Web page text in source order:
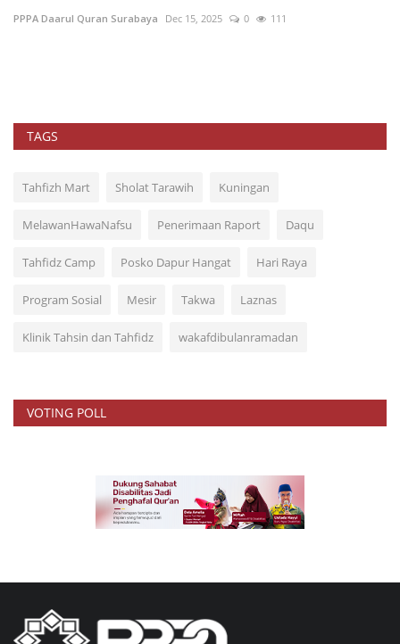
PPPA Daarul Quran Surabaya Dec 15, 2025 0 111
TAGS
Tahfizh Mart Sholat Tarawih Kuningan
MelawanHawaNafsu Penerimaan Raport Daqu
Tahfidz Camp Posko Dapur Hangat Hari Raya
Program Sosial Mesir Takwa Laznas
Klinik Tahsin dan Tahfidz wakafdibulanramadan
VOTING POLL